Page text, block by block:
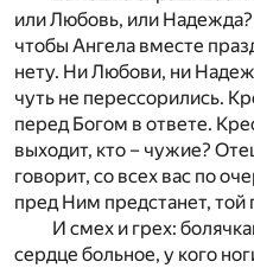
или Любовь, или
чтобы Ангела вместе
нету. Ни Любови, ни
чуть не перессорились.
перед Богом в ответе.
выходит, кто – чужие?
говорит, со всех вас по
пред Ним предстанет, той
И смех и грех:
сердце больное, у кого